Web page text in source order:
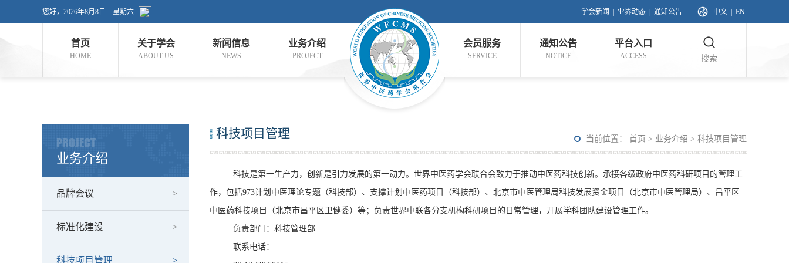
您好， 2026年8月8日 星期六 学会新闻 业界动态 通知公告 中文 EN
首页
HOME
关于学会
ABOUT US
新闻信息
NEWS
业务介绍
PROJECT
会员服务
SERVICE
通知公告
NOTICE
平台入口
ACCESS 搜索
PROJECT
业务介绍
品牌会议
标准化建设
科技项目管理
科技项目管理 当前位置： 首页 > 业务介绍 > 科技项目管理
科技是第一生产力，创新是引力发展的第一动力。世界中医药学会联合会致力于推动中医药科技创新。承接各级政府中医药科研项目的管理工
作，包括973计划中医理论专题（科技部）、支撑计划中医药项目（科技部）、北京市中医管理局科技发展资金项目（北京市中医管理局）、昌平区
中医药科技项目（北京市昌平区卫健委）等；负责世界中联各分支机构科研项目的日常管理，开展学科团队建设管理工作。
负责部门：科技管理部
联系电话：